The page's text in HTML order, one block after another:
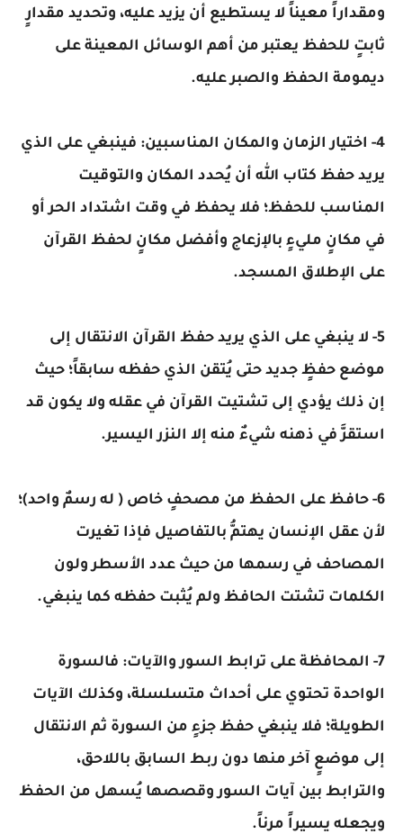
ومقداراً معيناً لا يستطيع أن يزيد عليه، وتحديد مقدارٍ
ثابتٍ للحفظ يعتبر من أهم الوسائل المعينة على
ديمومة الحفظ والصبر عليه.
4- اختيار الزمان والمكان المناسبين: فينبغي على الذي
يريد حفظ كتاب الله أن يُحدد المكان والتوقيت
المناسب للحفظ؛ فلا يحفظ في وقت اشتداد الحر أو
في مكانٍ مليءٍ بالإزعاج وأفضل مكانٍ لحفظ القرآن
على الإطلاق المسجد.
5- لا ينبغي على الذي يريد حفظ القرآن الانتقال إلى
موضع حفظٍ جديد حتى يُتقن الذي حفظه سابقاً؛ حيث
إن ذلك يؤدي إلى تشتيت القرآن في عقله ولا يكون قد
استقرَّ في ذهنه شيءٌ منه إلا النزر اليسير.
6- حافظ على الحفظ من مصحفٍ خاص ( له رسمٌ واحد)؛
لأن عقل الإنسان يهتمُّ بالتفاصيل فإذا تغيرت
المصاحف في رسمها من حيث عدد الأسطر ولون
الكلمات تشتت الحافظ ولم يُثبت حفظه كما ينبغي.
7- المحافظة على ترابط السور والآيات: فالسورة
الواحدة تحتوي على أحداث متسلسلة، وكذلك الآيات
الطويلة؛ فلا ينبغي حفظ جزءٍ من السورة ثم الانتقال
إلى موضعٍ آخر منها دون ربط السابق باللاحق،
والترابط بين آيات السور وقصصها يُسهل من الحفظ
ويجعله يسيراً مرناً.